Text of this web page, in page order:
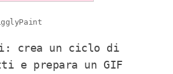
crea un ciclo di
e prepara un GIF